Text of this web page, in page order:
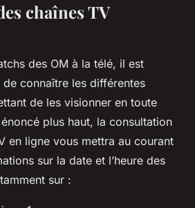
chaînes TV
des OM à la télé, il est
connaître les différentes
de les visionner en toute
plus haut, la consultation
en ligne vous mettra au courant
sur la date et l’heure des
sur :